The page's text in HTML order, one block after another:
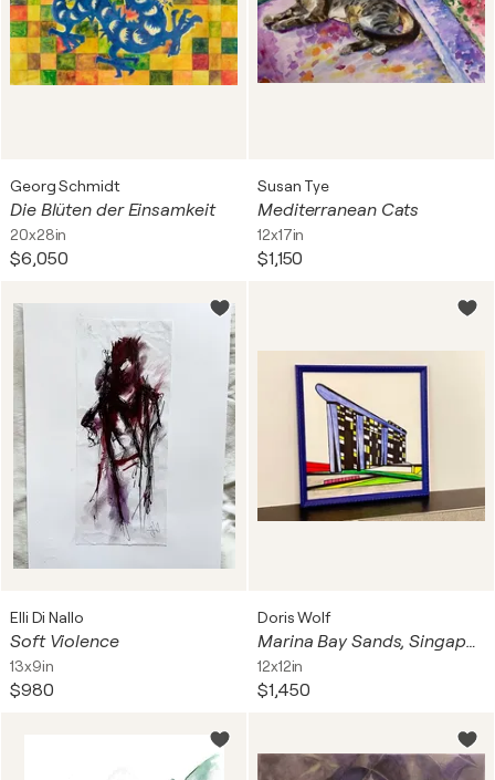
Georg Schmidt
Die Blüten der Einsamkeit
20x28in
$6,050
Susan Tye
Mediterranean Cats
12x17in
$1,150
Elli Di Nallo
Soft Violence
13x9in
$980
Doris Wolf
Marina Bay Sands, Singapore
12x12in
$1,450